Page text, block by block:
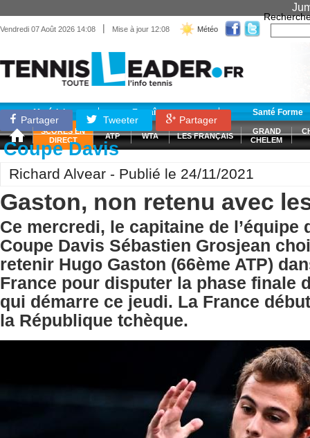
Vendredi 07 Août 2026 14:08 | Mise à jour 12:08 Météo
Matériel Entraînement Santé Forme
SCORES EN
DIRECT
ATP WTA LES FRANÇAIS
GRAND
CHELEM
Partager Tweeter Partager
Coupe Davis
Richard Alvear - Publié le 24/11/2021
Gaston, non retenu avec
Ce mercredi, le capitaine de l’équipe
Coupe Davis Sébastien Grosjean
retenir Hugo Gaston (66ème ATP)
France pour disputer la phase finale
qui démarre ce jeudi. La France
la République tchèque.